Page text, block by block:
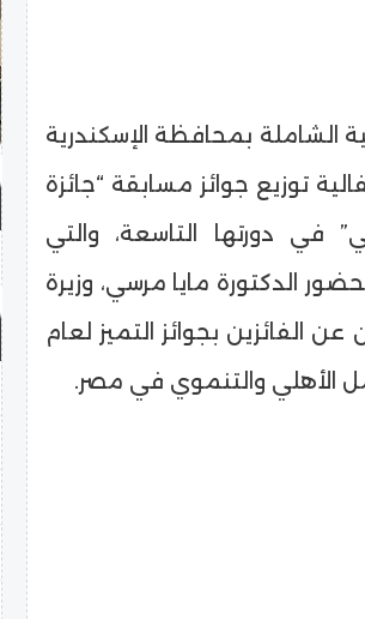
بمحافظة الإسكندرية
توزيع جوائز مسابقة “جائزة
في دورتها التاسعة، والتي
الدكتورة مايا مرسي، وزيرة
الفائزين بجوائز التميز لعام